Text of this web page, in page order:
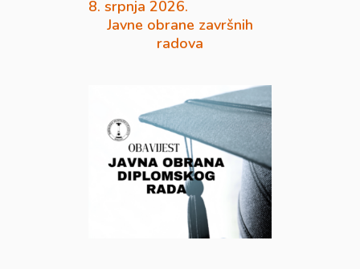
8. srpnja 2026.
Javne obrane završnih
radova